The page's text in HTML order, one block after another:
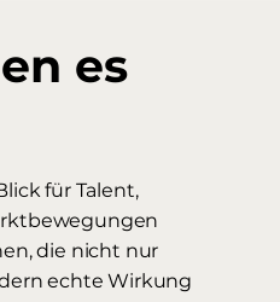
es
für Talent,
die nicht nur
echte Wirkung